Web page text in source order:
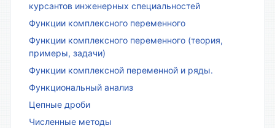
курсантов инженерных специальностей
Функции комплексного переменного
Функции комплексного переменного (теория,
примеры, задачи)
Функции комплексной переменной и ряды.
Функциональный анализ
Цепные дроби
Численные методы